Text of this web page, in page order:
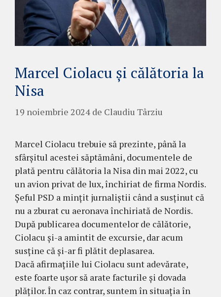
Marcel Ciolacu și călătoria la
Nisa
19 noiembrie 2024 de Claudiu Târziu
Marcel Ciolacu trebuie să prezinte, până la
sfârșitul acestei săptămâni, documentele de
plată pentru călătoria la Nisa din mai 2022, cu
un avion privat de lux, închiriat de firma Nordis.
Șeful PSD a mințit jurnaliștii când a susținut că
nu a zburat cu aeronava închiriată de Nordis.
După publicarea documentelor de călătorie,
Ciolacu și-a amintit de excursie, dar acum
susține că și-ar fi plătit deplasarea.
Dacă afirmațiile lui Ciolacu sunt adevărate,
este foarte ușor să arate facturile și dovada
plăților. În caz contrar, suntem în situația în